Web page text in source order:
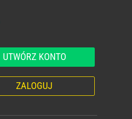
UTWÓRZ KONTO
ZALOGUJ